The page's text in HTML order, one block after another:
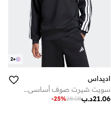
+
2
اديداس
سويت شيرت صوف أساسي بثلاث خطوط
د.ب21.06
28.08
-25%